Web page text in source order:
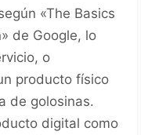
«The Basics
de Google, lo
o
producto físico
de golosinas.
digital como